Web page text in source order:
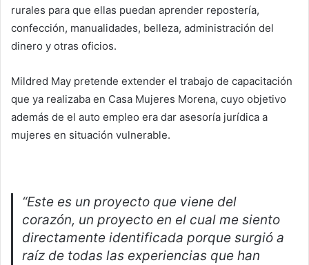
rurales para que ellas puedan aprender repostería,
confección, manualidades, belleza, administración del
dinero y otras oficios.
Mildred May pretende extender el trabajo de capacitación
que ya realizaba en Casa Mujeres Morena, cuyo objetivo
además de el auto empleo era dar asesoría jurídica a
mujeres en situación vulnerable.
“Este es un proyecto que viene del
corazón, un proyecto en el cual me siento
directamente identificada porque surgió a
raíz de todas las experiencias que han